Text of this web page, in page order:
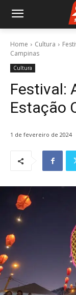
Home Cultura
Campinas
Cultura
Festival:
Estação
1 de fevereiro de 2024